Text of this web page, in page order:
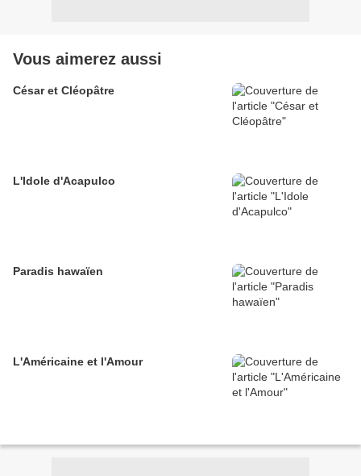
Vous aimerez aussi
César et Cléopâtre
L'Idole d'Acapulco
Paradis hawaïen
L'Américaine et l'Amour